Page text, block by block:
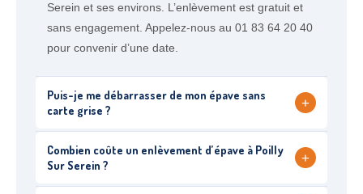
Serein et ses environs. L’enlèvement est gratuit et
sans engagement. Appelez-nous au 01 83 64 20 40
pour convenir d’une date.
Puis-je me débarrasser de mon épave sans
carte grise ?
+
Combien coûte un enlèvement d’épave à Poilly
Sur Serein ?
+